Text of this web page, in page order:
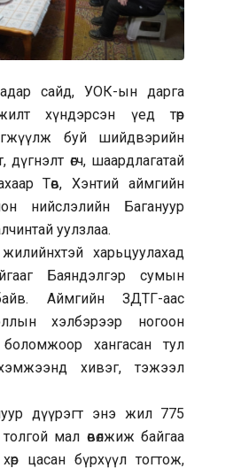
сайд, УОК-ын дарга
хүндэрсэн үед төр
буй шийдвэрийн
дүгнэлт өгч, шаардлагатай
Төв, Хэнтий аймгийн
нийслэлийн Багануур
уулзлаа.
жилийнхтэй харьцуулахад
Баяндэлгэр сумын
Аймгийн ЗДТГ-аас
хэлбэрээр ногоон
хангасан тул
хивэг, тэжээл
дүүрэгт энэ жил 775
мал өвөлжиж байгаа
хөр цасан бүрхүүл тогтож,